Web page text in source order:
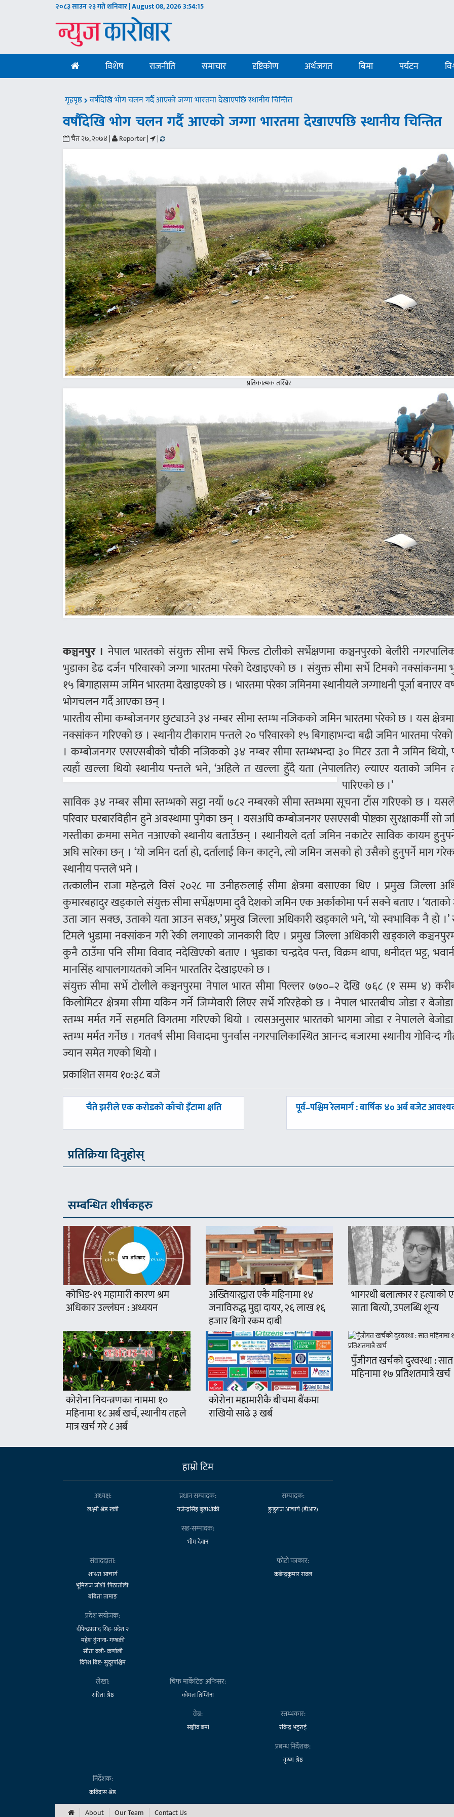
२०८३ साउन २३ गते शनिवार | August 08, 20263:54:16
विशेष राजनीति समाचार दृष्टिकोण अर्थजगत बिमा पर्यटन
गृहपृष्ठ वर्षौंदेखि भोग चलन गर्दै आएको जग्गा भारतमा देखाएपछि स्थानीय चिन्तित
वर्षौंदेखि भोग चलन गर्दै आएको जग्गा भारतमा देखाएपछि स्थानीय चिन्तित
चैत २७, २०७४ | Reporter | |
प्रतिकात्मक तस्बिर
कञ्चनपुर । नेपाल भारतको संयुक्त सीमा सर्भे फिल्ड टोलीको सर्भेक्षणमा कञ्चनपुरको बेलौरी
भुडाका डेढ दर्जन परिवारको जग्गा भारतमा परेको देखाइएको छ । संयुक्त सीमा सर्भे टिमको नक्सांकनमा
१५ बिगाहासम्म जमिन भारतमा देखाइएको छ । भारतमा परेका जमिनमा स्थानीयले जग्गाधनी पूर्जा बनाएर
भोगचलन गर्दै आएका छन् ।
भारतीय सीमा कम्बोजनगर छुट्याउने ३४ नम्बर सीमा स्तम्भ नजिकको जमिन भारतमा परेको छ । यस
नक्सांकन गरिएको छ । स्थानीय टीकाराम पन्तले २० परिवारको १५ बिगाहाभन्दा बढी जमिन भारतमा
। कम्बोजनगर एसएसबीको चौकी नजिकको ३४ नम्बर सीमा स्तम्भभन्दा ३० मिटर उता नै जमिन थियो,
त्यहाँ खल्ला थियो स्थानीय पन्तले भने, ‘अहिले त खल्ला हुँदै यता (नेपालतिर) ल्याएर यताको जमिन
पारिएको छ ।’
साविक ३४ नम्बर सीमा स्तम्भको सट्टा नयाँ ७८२ नम्बरको सीमा स्तम्भमा सूचना टाँस गरिएको छ ।
परिवार घरबारविहीन हुने अवस्थामा पुगेका छन् । यसअघि कम्बोजनगर एसएसबी पोष्टका सुरक्षाकर्मी सो
गस्तीका क्रममा समेत नआएको स्थानीय बताउँछन् । स्थानीयले दर्ता जमिन नकाटेर साविक कायम
अघि सारेका छन् । ‘यो जमिन दर्ता हो, दर्तालाई किन काट्ने, त्यो जमिन जसको हो उसैको हुनुपर्ने माग
स्थानीय पन्तले भने ।
तत्कालीन राजा महेन्द्रले विसं २०२८ मा उनीहरुलाई सीमा क्षेत्रमा बसाएका थिए । प्रमुख जिल्ला
कुमारबहादुर खड्काले संयुक्त सीमा सर्भेक्षणमा दुवै देशको जमिन एक अर्काकोमा पर्न सक्ने बताए ।
उता जान सक्छ, उताको यता आउन सक्छ,’ प्रमुख जिल्ला अधिकारी खड्काले भने, ‘यो स्वभाविक नै हो
टिमले भुडामा नक्सांकन गरी रेकी लगाएको जानकारी दिए । प्रमुख जिल्ला अधिकारी खड्काले
कुनै ठाउँमा पनि सीमा विवाद नदेखिएको बताए । भुडाका चन्द्रदेव पन्त, विक्रम थापा, धनीदत्त भट्ट,
मानसिंह थापालगायतको जमिन भारततिर देखाइएको छ ।
संयुक्त सीमा सर्भे टोलीले कञ्चनपुरमा नेपाल भारत सीमा पिल्लर ७७०–२ देखि ७६८ (१ सम्म ४)
किलोमिटर क्षेत्रमा सीमा यकिन गर्ने जिम्मेवारी लिएर सर्भे गरिरहेको छ । नेपाल भारतबीच जोडा र
स्तम्भ मर्मत गर्ने सहमति विगतमा गरिएको थियो । त्यसअनुसार भारतको भागमा जोडा र नेपालले
स्तम्भ मर्मत गर्नेछ । गतवर्ष सीमा विवादमा पुनर्वास नगरपालिकास्थित आनन्द बजारमा स्थानीय गोविन्द
ज्यान समेत गएको थियो ।
प्रकाशित समय १०:३८ बजे
पछिल्लाे
चैते झरीले एक करोडको काँचो इँटामा क्षति
अघिल्लाे
पूर्व–पश्चिम रेलमार्ग : बार्षिक ४० अर्ब बजेट
प्रतिक्रिया दिनुहोस्
सम्बन्धित शीर्षकहरु
कोभिड-१९ महामारी कारण श्रम
अधिकार उल्लंघन : अध्ययन
अख्तियारद्वारा एकै महिनामा १४
जनाविरुद्ध मुद्दा दायर, २६ लाख १६
हजार बिगो रकम दाबी
भागरथी बलात्कार र हत्याको
साता बित्यो, उपलब्धि शून्य
कोरोना नियन्त्रणका नाममा १०
महिनामा १८ अर्ब खर्च, स्थानीय तहले
मात्र खर्च गरे ८ अर्ब
कोरोना महामारीकै बीचमा बैंकमा
राखियो साढे ३ खर्ब
पुँजीगत खर्चको दुरवस्था : सात
महिनामा १७ प्रतिशतमात्रै खर्च
हाम्राे टिम
अध्यक्ष:
लक्ष्मी श्रेष्ठ खत्री
प्रधान सम्पादक:
गजेन्द्रसिंह बुढाथोकी
सम्पादक:
डुन्डुराज आचार्य (डीआर)
सह-सम्पादक:
भीम देवान
संवाददाता:
शाश्वत आचार्य
भूमिराज जोशी 'पिठातोली'
बबिता तामाङ
फोटो पत्रकार:
कबेन्द्रकुमार रावल
प्रदेश संयोजक:
दीपेन्द्रप्रसाद सिंह- प्रदेश २
महेश ढुंगाना- गण्डकी
सीता वली- कर्णाली
दिनेश बिष्ट- सुदूरपश्चिम
लेखा:
सरिता श्रेष्ठ
चिफ मार्केटिङ अफिसर:
कोमल तिम्सिना
वेब:
सञ्जीव बर्मा
स्तम्भकार:
रविन्द्र भट्टराई
प्रबन्ध निर्देशक:
कृष्ण श्रेष्ठ
निर्देशक:
कविदास श्रेष्ठ
About Our Team Contact Us